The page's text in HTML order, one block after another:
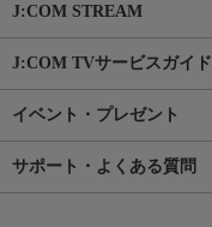
J:COM STREAM
J:COM TVサービスガイド
イベント・プレゼント
サポート・よくある質問